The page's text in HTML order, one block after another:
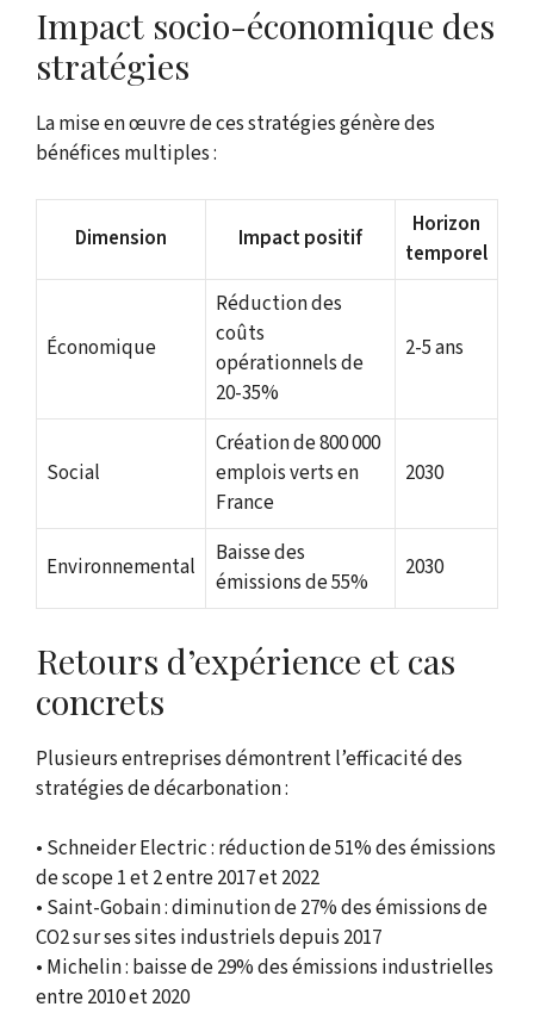
Impact socio-économique des
stratégies
La mise en œuvre de ces stratégies génère des
bénéfices multiples :
Dimension Impact positif
Horizon
temporel
Économique
Réduction des
coûts
opérationnels de
20-35%
2-5 ans
Social
Création de 800 000
emplois verts en
France
2030
Environnemental
Baisse des
émissions de 55%
2030
Retours d’expérience et cas
concrets
Plusieurs entreprises démontrent l’efficacité des
stratégies de décarbonation :
• Schneider Electric : réduction de 51% des émissions
de scope 1 et 2 entre 2017 et 2022
• Saint-Gobain : diminution de 27% des émissions de
CO2 sur ses sites industriels depuis 2017
• Michelin : baisse de 29% des émissions industrielles
entre 2010 et 2020